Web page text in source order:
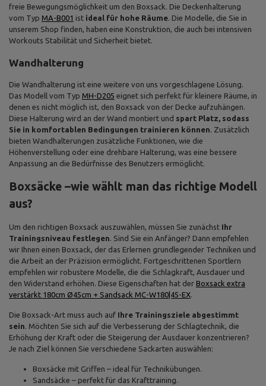
freie Bewegungsmöglichkeit um den Boxsack. Die Deckenhalterung
vom Typ MA-B001 ist ideal für hohe Räume. Die Modelle, die Sie in
unserem Shop finden, haben eine Konstruktion, die auch bei intensiven
Workouts Stabilität und Sicherheit bietet.
Wandhalterung
Die Wandhalterung ist eine weitere von uns vorgeschlagene Lösung.
Das Modell vom Typ MH-D205 eignet sich perfekt für kleinere Räume, in
denen es nicht möglich ist, den Boxsack von der Decke aufzuhängen.
Diese Halterung wird an der Wand montiert und spart Platz, sodass
Sie in komfortablen Bedingungen trainieren können. Zusätzlich
bieten Wandhalterungen zusätzliche Funktionen, wie die
Höhenverstellung oder eine drehbare Halterung, was eine bessere
Anpassung an die Bedürfnisse des Benutzers ermöglicht.
Boxsäcke –wie wählt man das richtige Modell
aus?
Um den richtigen Boxsack auszuwählen, müssen Sie zunächst Ihr
Trainingsniveau festlegen. Sind Sie ein Anfänger? Dann empfehlen
wir Ihnen einen Boxsack, der das Erlernen grundlegender Techniken und
die Arbeit an der Präzision ermöglicht. Fortgeschrittenen Sportlern
empfehlen wir robustere Modelle, die die Schlagkraft, Ausdauer und
den Widerstand erhöhen. Diese Eigenschaften hat der Boxsack extra
verstärkt 180cm Ø45cm + Sandsack MC-W180|45-EX.
Die Boxsack-Art muss auch auf Ihre Trainingsziele abgestimmt
sein. Möchten Sie sich auf die Verbesserung der Schlagtechnik, die
Erhöhung der Kraft oder die Steigerung der Ausdauer konzentrieren?
Je nach Ziel können Sie verschiedene Sackarten auswählen:
Boxsäcke mit Griffen – ideal für Technikübungen.
Sandsäcke – perfekt für das Krafttraining.